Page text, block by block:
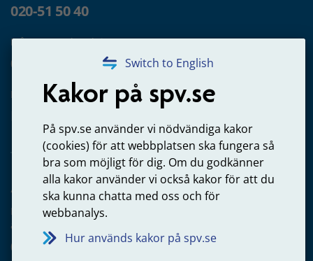
Switch to English
Kakor på spv.se
På spv.se använder vi nödvändiga kakor
(cookies) för att webbplatsen ska fungera så
bra som möjligt för dig. Om du godkänner
alla kakor använder vi också kakor för att du
ska kunna chatta med oss och för
webbanalys.
Hur används kakor på spv.se
020-51 50 40
Frågor om utbetalning
020-65 00 65
Kontakta oss
Arbetsgivare
Frågor om administration av tjänstepension från statlig
anställning
060-18 75 03